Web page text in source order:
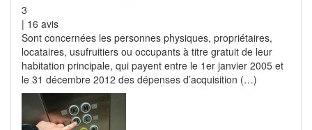
3
| 16 avis
Sont concernées les personnes physiques, propriétaires,
locataires, usufruitiers ou occupants à titre gratuit de leur
habitation principale, qui payent entre le 1er janvier 2005 et
le 31 décembre 2012 des dépenses d’acquisition (…)